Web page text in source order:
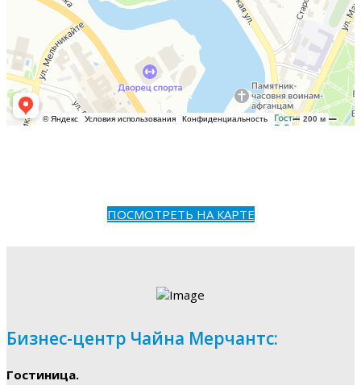
ПОСМОТРЕТЬ НА КАРТЕ
Бизнес-центр Чайна Мерчантс:
Гостиница.